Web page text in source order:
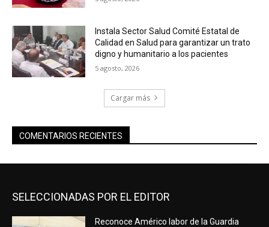
Instala Sector Salud Comité Estatal de
Calidad en Salud para garantizar un trato
digno y humanitario a los pacientes
5 agosto, 2026
Cargar más
COMENTARIOS RECIENTES
SELECCIONADAS POR EL EDITOR
Reconoce Américo labor de la Guardia